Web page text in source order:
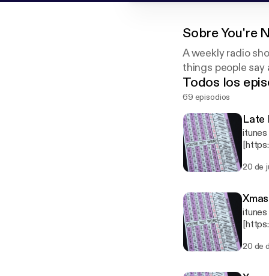
SobreYou're
A weekly radio
things people say
Todos los
69 episodios
Late
20 de
20 de